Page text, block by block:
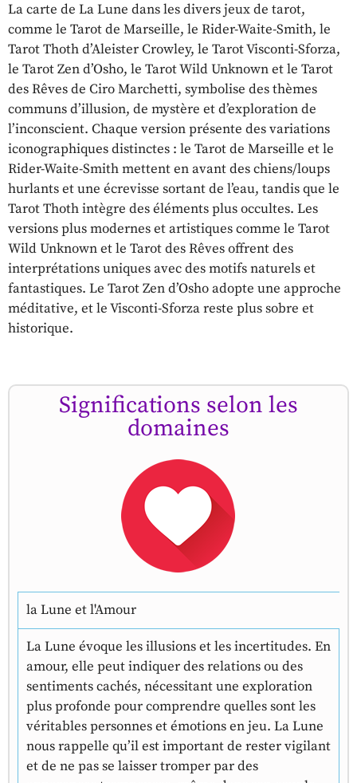
La carte de La Lune dans les divers jeux de tarot,
comme le Tarot de Marseille, le Rider-Waite-Smith, le
Tarot Thoth d’Aleister Crowley, le Tarot Visconti-Sforza,
le Tarot Zen d’Osho, le Tarot Wild Unknown et le Tarot
des Rêves de Ciro Marchetti, symbolise des thèmes
communs d’illusion, de mystère et d’exploration de
l’inconscient. Chaque version présente des variations
iconographiques distinctes : le Tarot de Marseille et le
Rider-Waite-Smith mettent en avant des chiens/loups
hurlants et une écrevisse sortant de l’eau, tandis que le
Tarot Thoth intègre des éléments plus occultes. Les
versions plus modernes et artistiques comme le Tarot
Wild Unknown et le Tarot des Rêves offrent des
interprétations uniques avec des motifs naturels et
fantastiques. Le Tarot Zen d’Osho adopte une approche
méditative, et le Visconti-Sforza reste plus sobre et
historique.
Significations selon les
domaines
la Lune et l'Amour
La Lune évoque les illusions et les incertitudes. En
amour, elle peut indiquer des relations ou des
sentiments cachés, nécessitant une exploration
plus profonde pour comprendre quelles sont les
véritables personnes et émotions en jeu. La Lune
nous rappelle qu’il est important de rester vigilant
et de ne pas se laisser tromper par des